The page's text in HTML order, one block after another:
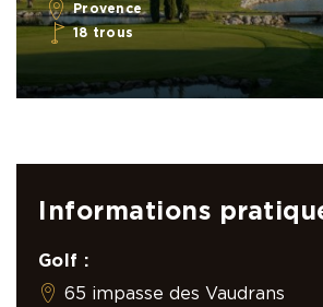
Provence
18 trous
Informations
Golf :
65 impasse des Vaudrans